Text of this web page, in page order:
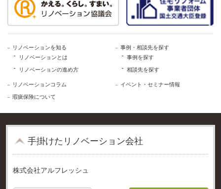
⼿掛けたリノベーション会社
株式会社アルフレッシュ
リノベーションを知る
リノベーションとは
リノベーションの進め方
リノベーションコラム
瑕疵保険について
事例・相談先を探す
事例を探す
相談先を探す
イベント・セミナー情報
個人情報保護方針